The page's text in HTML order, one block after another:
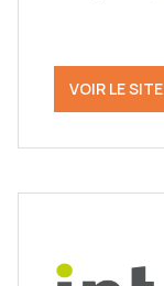
VOIR LE SITE